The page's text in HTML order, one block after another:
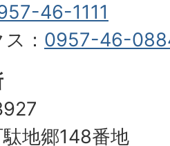
46-1111
： 0957-46-
地郷148番地